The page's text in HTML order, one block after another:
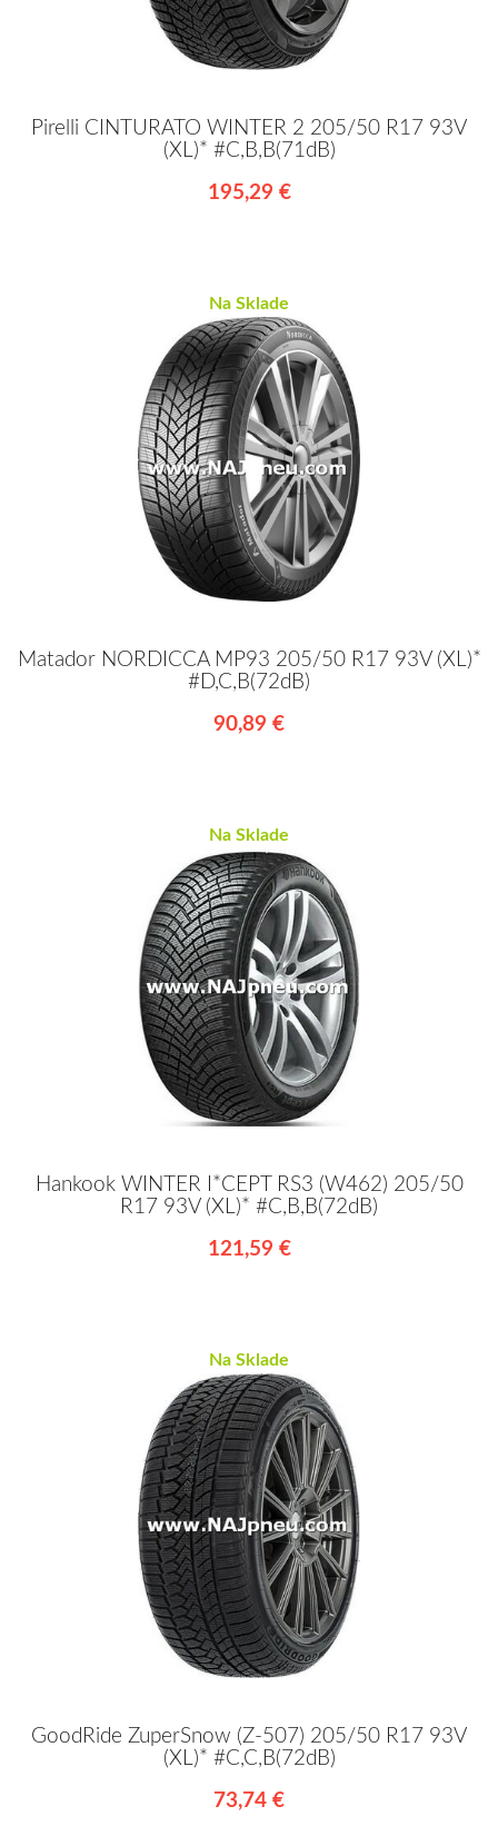
Pirelli CINTURATO WINTER 2 205/50 R17 93V
(XL)* #C,B,B(71dB)
195,29 €
Na Sklade
Matador NORDICCA MP93 205/50 R17 93V (XL)*
#D,C,B(72dB)
90,89 €
Na Sklade
Hankook WINTER I*CEPT RS3 (W462) 205/50
R17 93V (XL)* #C,B,B(72dB)
121,59 €
Na Sklade
GoodRide ZuperSnow (Z-507) 205/50 R17 93V
(XL)* #C,C,B(72dB)
73,74 €